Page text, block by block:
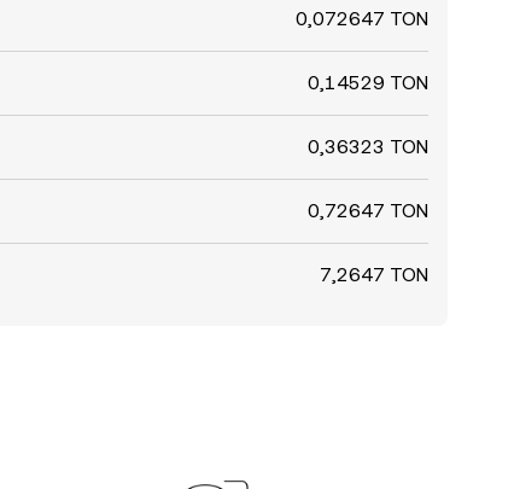
0,072647 TON
0,14529 TON
0,36323 TON
0,72647 TON
7,2647 TON